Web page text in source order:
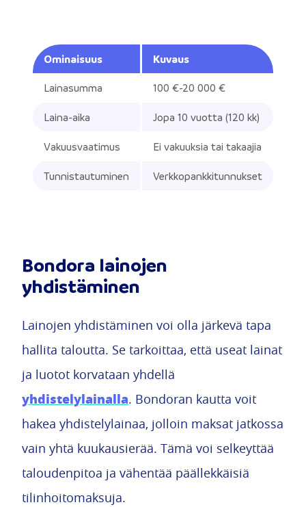
Ominaisuus Kuvaus
Lainasumma 100 €-20 000 €
Laina-aika Jopa 10 vuotta (120 kk)
Vakuusvaatimus Ei vakuuksia tai takaajia
Tunnistautuminen Verkkopankkitunnukset
Bondora lainojen
yhdistäminen
Lainojen yhdistäminen voi olla järkevä tapa
hallita taloutta. Se tarkoittaa, että useat lainat
ja luotot korvataan yhdellä
yhdistelylainalla. Bondoran kautta voit
hakea yhdistelylainaa, jolloin maksat jatkossa
vain yhtä kuukausierää. Tämä voi selkeyttää
taloudenpitoa ja vähentää päällekkäisiä
tilinhoitomaksuja.